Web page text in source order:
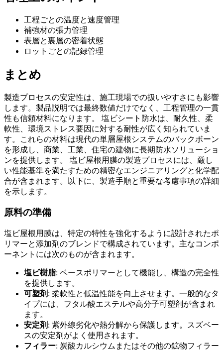
工程ごとの温度と速度管理
補強材の張力管理
表層と裏層の密着状態
ロットごとの記録管理
まとめ
製造プロセスの安定性は、施工現場での扱いやすさにも影響
します。製品説明では最終数値だけでなく、工程管理の一貫
性も信頼材料になります。 塩ビシート防水は、耐久性、柔
軟性、環境ストレス要因に対する耐性が広く知られていま
す。これらの材料は現代の単層屋根システムのバックボーン
を形成し、商業、工業、住宅の建物に長期防水ソリューショ
ンを提供します。 塩ビ屋根用膜の製造プロセスには、厳し
い性能基準を満たすための精密なエンジニアリングと化学配
合が含まれます。以下に、製造手順と重要な考慮事項の詳細
を示します。
原料の準備
塩ビ屋根用膜は、特定の特性を強化するように設計されたポ
リマーと添加剤のブレンドで構成されています。主なコンポ
ーネントには次のものが含まれます。
塩ビ樹脂: ベースポリマーとして機能し、構造の完全性
を提供します。
可塑剤 : 柔軟性と低温性能を向上させます。一般的なタ
イプには、フタル酸エステルや高分子可塑剤が含まれ
ます。
安定剤 : 紫外線劣化や熱分解から保護します。スズベー
スの安定剤がよく使用されます。
フィラー: 炭酸カルシウムまたはその他の鉱物フィラー